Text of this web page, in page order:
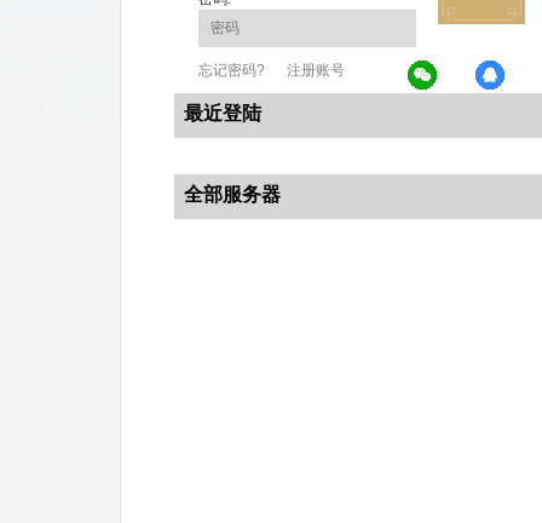
忘记密码? 注册账号
最近登陆
全部服务器